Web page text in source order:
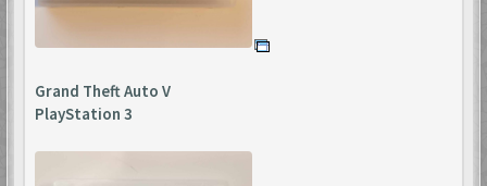
Grand Theft Auto V
PlayStation 3